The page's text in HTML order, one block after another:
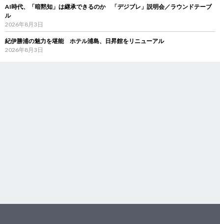
AI時代、「暗黙知」は継承できるのか 「デジブレ」説明会／ラウンドテーブ
ル
2026年8月3日
紀伊勝浦の魅力を堪能 ホテル浦島、日昇館をリニューアル
2026年8月3日